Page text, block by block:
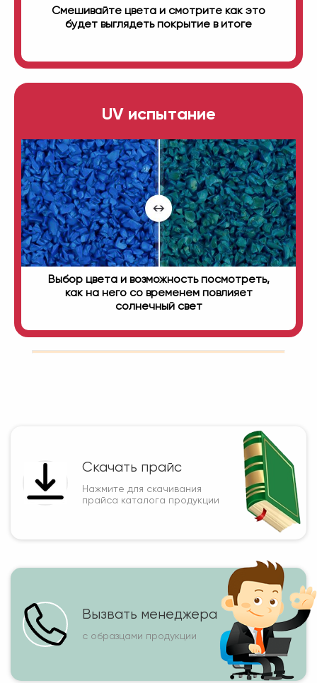
Смешивайте цвета и смотрите как это
будет выглядеть покрытие в итоге
UV испытание
Выбор цвета и возможность посмотреть,
как на него со временем повлияет
солнечный свет
Скачать прайс
Нажмите для скачивания
прайса каталога продукции
Вызвать менеджера
с образцами продукции